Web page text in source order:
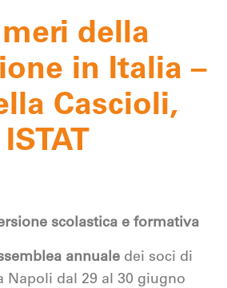
della
in Italia –
Cascioli,
ISTAT
scolastica e formativa
annuale dei soci di
Napoli dal 29 al 30 giugno